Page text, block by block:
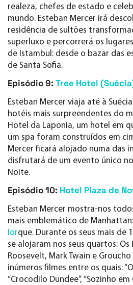
realeza, chefes de estado e
mundo. Esteban Mercer irá
residência de sultões
superluxo e percorrerá os
de Istambul: desde o bazar das
de Santa Sofia.
Episódio 9: Tree Hotel
Esteban Mercer viaja até à
hotéis mais surpreendentes do
Hotel da Laponia, um hotel em
um spa foram construídos em
Mercer ficará alojado numa das
disfrutará de um evento único
Noite.
Episódio 10: Hotel Plaza de
Esteban Mercer mostra-nos
mais emblemático de
Iorque. Durante os seus mais de
se alojaram nos seus quartos: Os
Roosevelt, Mark Twain e
inúmeros filmes entre os quais:
“Crocodilo Dundee”, “Sozinho em